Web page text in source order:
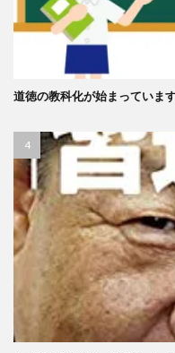
道徳の教科化が始まってい